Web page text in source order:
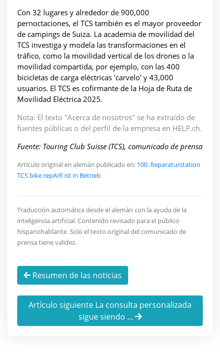
Con 32 lugares y alrededor de 900,000
pernoctaciones, el TCS también es el mayor proveedor
de campings de Suiza. La academia de movilidad del
TCS investiga y modela las transformaciones en el
tráfico, como la movilidad vertical de los drones o la
movilidad compartida, por ejemplo, con las 400
bicicletas de carga eléctricas 'carvelo' y 43,000
usuarios. El TCS es cofirmante de la Hoja de Ruta de
Movilidad Eléctrica 2025.
Nota: El texto "Acerca de nosotros" se ha extraído de
fuentes públicas o del perfil de la empresa en HELP.ch.
Fuente: Touring Club Suisse (TCS), comunicado de prensa
Artículo original en alemán publicado en: 100. Reparaturstation
TCS bike repAIR ist in Betrieb
Traducción automática desde el alemán con la ayuda de la
inteligencia artificial. Contenido revisado para el público
hispanohablante. Solo el texto original del comunicado de
prensa tiene validez.
Resumen de las noticias
Artículo siguiente La consulta personalizada
sigue siendo ...